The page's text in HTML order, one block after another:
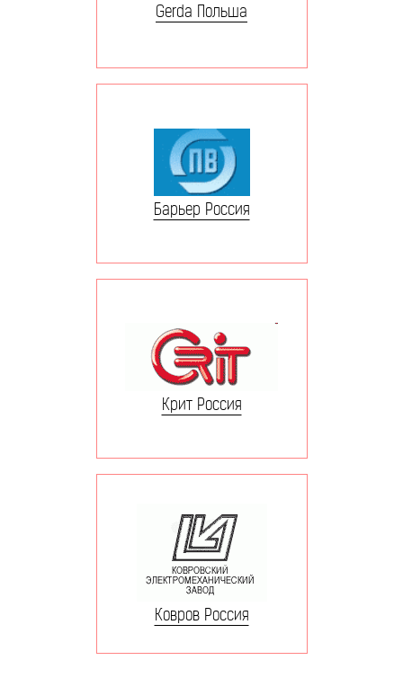
Gerda Польша
Барьер Россия
Крит Россия
Ковров Россия